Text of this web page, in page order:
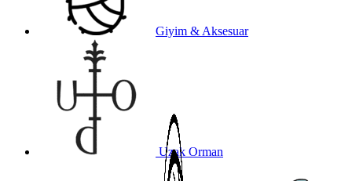
Giyim & Aksesuar
Uzak Orman